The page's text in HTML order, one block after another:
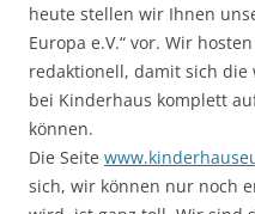
heute stellen wir Ihnen
Europa e.V.“ vor. Wir
redaktionell, damit sich
bei Kinderhaus komplett
können.
Die Seite
sich, wir können nur noch